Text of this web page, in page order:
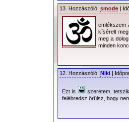
13. Hozzászóló: smode |
emlékszem
kísérelt
meg a
minden
12. Hozzászóló: Niki |
Ezt is
szeretem,
felébredsz örülsz, hogy